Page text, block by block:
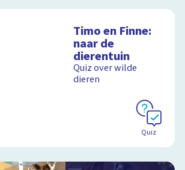
Timo en Finne:
naar de
dierentuin
Quiz over wilde
dieren
Quiz